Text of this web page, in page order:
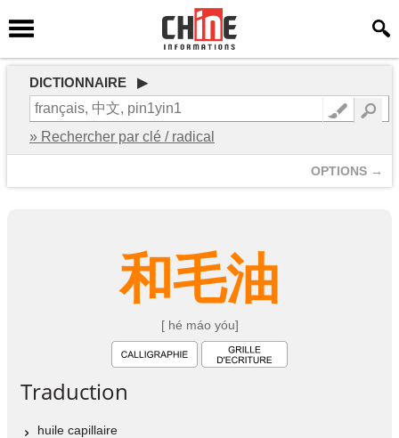
DICTIONNAIRE ▶
» Rechercher par clé / radical
OPTIONS →
和毛油
[ hé máo yóu]
Traduction
huile capillaire